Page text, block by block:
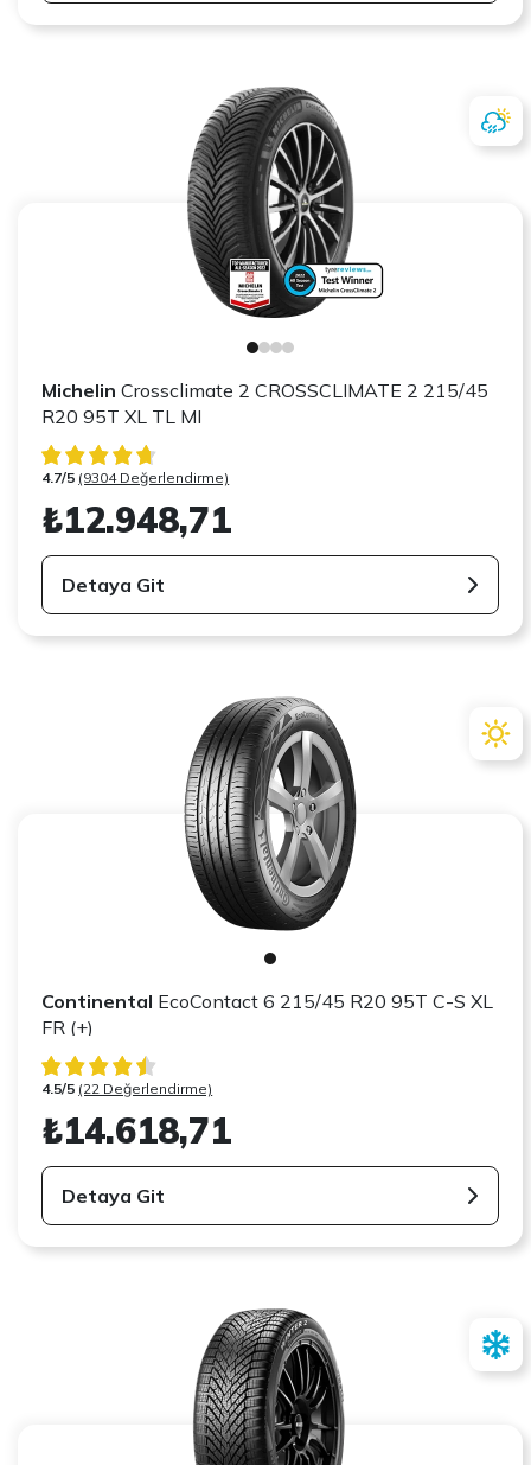
Michelin Crossclimate 2 CROSSCLIMATE 2 215/45
R20 95T XL TL MI
4.7/5 (9304 Değerlendirme)
₺12.948,71
Detaya Git
Continental EcoContact 6 215/45 R20 95T C-S XL
FR (+)
4.5/5 (22 Değerlendirme)
₺14.618,71
Detaya Git